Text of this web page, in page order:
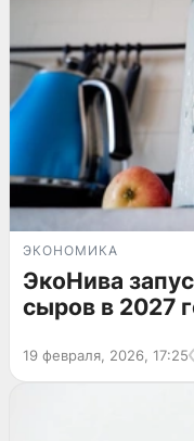
ЭКОНОМИКА
ЭкоНива
сыров в 2027
19 февраля, 2026, 17:25